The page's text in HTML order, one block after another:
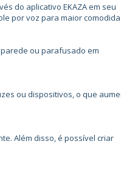
do aplicativo EKAZA em seu
por voz para maior
ou parafusado em
ou dispositivos, o que
Além disso, é possível criar